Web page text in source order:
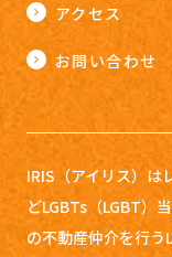
アクセス
お問い合わせ
IRIS（アイリス）は
どLGBTs（LGBT）
の不動産仲介を行う